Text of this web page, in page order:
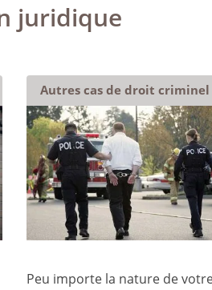
juridique
Autres cas de droit criminel
Peu importe la nature de